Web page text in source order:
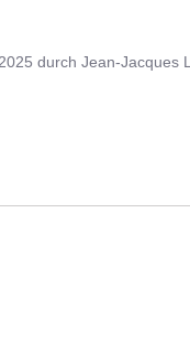
durchJean-Jacques L.